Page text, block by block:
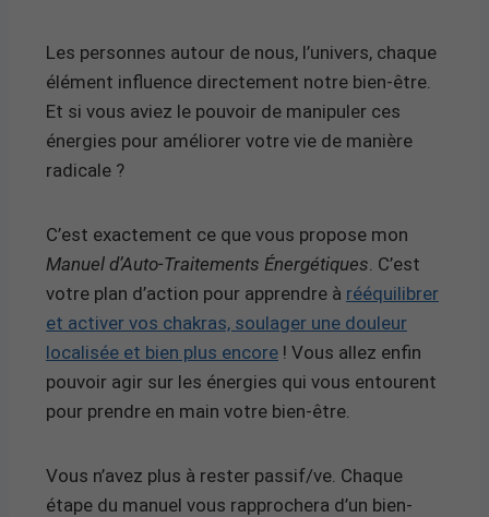
Les personnes autour de nous, l’univers, chaque
élément influence directement notre bien-être.
Et si vous aviez le pouvoir de manipuler ces
énergies pour améliorer votre vie de manière
radicale ?
C’est exactement ce que vous propose mon
Manuel d’Auto-Traitements Énergétiques . C’est
votre plan d’action pour apprendre à rééquilibrer
et activer vos chakras, soulager une douleur
localisée et bien plus encore ! Vous allez enfin
pouvoir agir sur les énergies qui vous entourent
pour prendre en main votre bien-être.
Vous n’avez plus à rester passif/ve. Chaque
étape du manuel vous rapprochera d’un bien-